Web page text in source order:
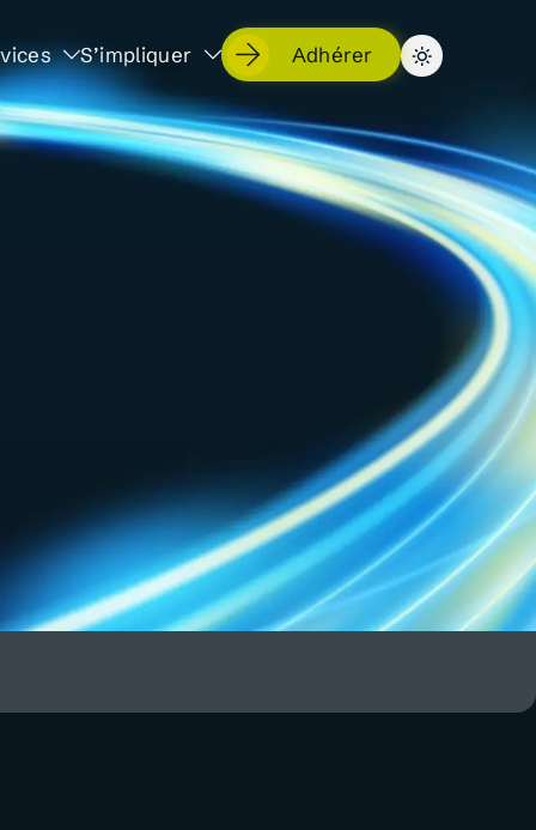
S’impliquer Adhérer